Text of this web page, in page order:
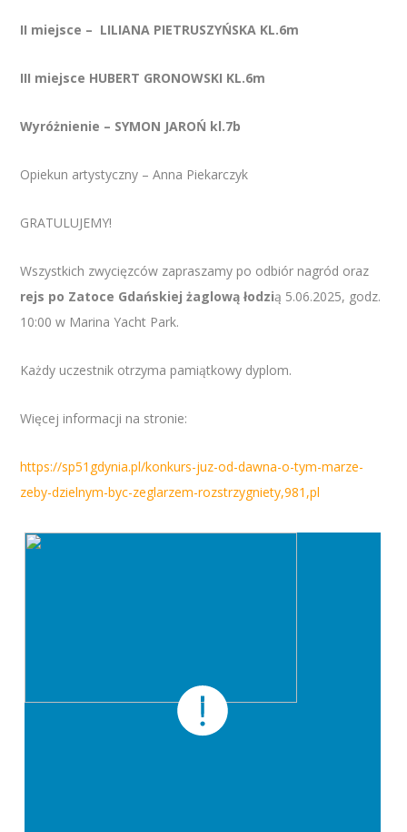
II miejsce – LILIANA PIETRUSZYŃSKA KL.6m
III miejsce HUBERT GRONOWSKI KL.6m
Wyróżnienie – SYMON JAROŃ kl.7b
Opiekun artystyczny – Anna Piekarczyk
GRATULUJEMY!
Wszystkich zwycięzców zapraszamy po odbiór nagród oraz
rejs po Zatoce Gdańskiej żaglową łodzią 5.06.2025, godz.
10:00 w Marina Yacht Park.
Każdy uczestnik otrzyma pamiątkowy dyplom.
Więcej informacji na stronie:
https://sp51gdynia.pl/konkurs-juz-od-dawna-o-tym-marze-
zeby-dzielnym-byc-zeglarzem-rozstrzygniety,981,pl